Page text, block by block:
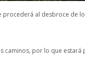
procederá al desbroce de
caminos, por lo que